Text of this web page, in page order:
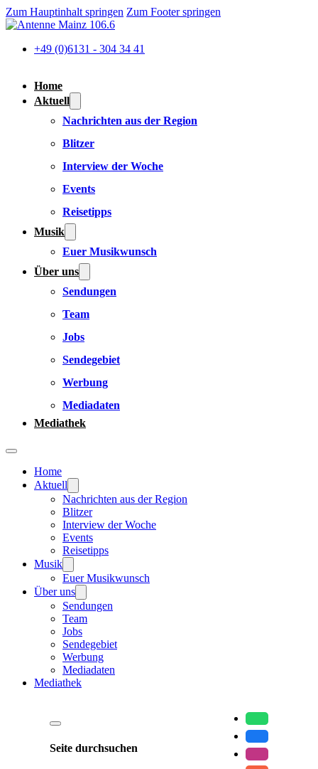
Zum Hauptinhalt springen Zum Footer springen
+49 (0)6131 - 304 34 41
Home
Aktuell
Nachrichten aus der Region
Blitzer
Interview der Woche
Events
Reisetipps
Musik
Euer Musikwunsch
Über uns
Sendungen
Team
Jobs
Sendegebiet
Werbung
Mediadaten
Mediathek
Home
Aktuell
Nachrichten aus der Region
Blitzer
Interview der Woche
Events
Reisetipps
Musik
Euer Musikwunsch
Über uns
Sendungen
Team
Jobs
Sendegebiet
Werbung
Mediadaten
Mediathek
Seite durchsuchen